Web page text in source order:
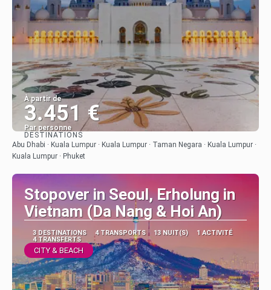
À partir de
3.451 €
Par personne
Afficher
DESTINATIONS
Abu Dhabi · Kuala Lumpur · Kuala Lumpur · Taman Negara · Kuala Lumpur ·
Kuala Lumpur · Phuket
Stopover in Seoul, Erholung in
Vietnam (Da Nang & Hoi An)
3 DESTINATIONS 4 TRANSPORTS 13 NUIT(S)
1 ACTIVITÉ
4 TRANSFERTS
CITY & BEACH